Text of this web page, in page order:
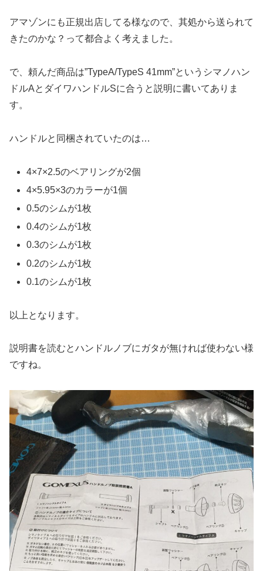
アマゾンにも正規出店してる様なので、其処から送られて
きたのかな？って都合よく考えました。
で、頼んだ商品は”TypeA/TypeS 41mm”というシマノハン
ドルAとダイワハンドルSに合うと説明に書いてありま
す。
ハンドルと同梱されていたのは…
4×7×2.5のベアリングが2個
4×5.95×3のカラーが1個
0.5のシムが1枚
0.4のシムが1枚
0.3のシムが1枚
0.2のシムが1枚
0.1のシムが1枚
以上となります。
説明書を読むとハンドルノブにガタが無ければ使わない様
ですね。